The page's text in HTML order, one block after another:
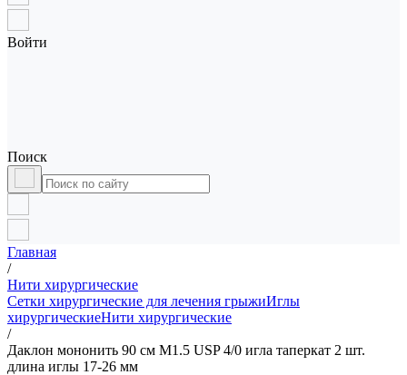
Войти
Поиск
Главная
/
Нити хирургические
Сетки хирургические для лечения грыжиИглы
хирургическиеНити хирургические
/
Даклон мононить 90 см М1.5 USP 4/0 игла таперкат 2 шт.
длина иглы 17-26 мм